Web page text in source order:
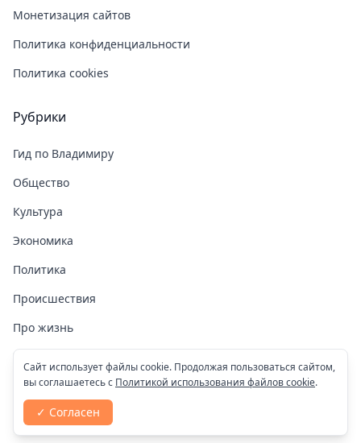
Монетизация сайтов
Политика конфиденциальности
Политика cookies
Рубрики
Гид по Владимиру
Общество
Культура
Экономика
Политика
Происшествия
Про жизнь
Здоровье
COVID-19
Спорт
Сайт использует файлы cookie. Продолжая пользоваться сайтом,
вы соглашаетесь с Политикой использования файлов cookie.
✓ Согласен